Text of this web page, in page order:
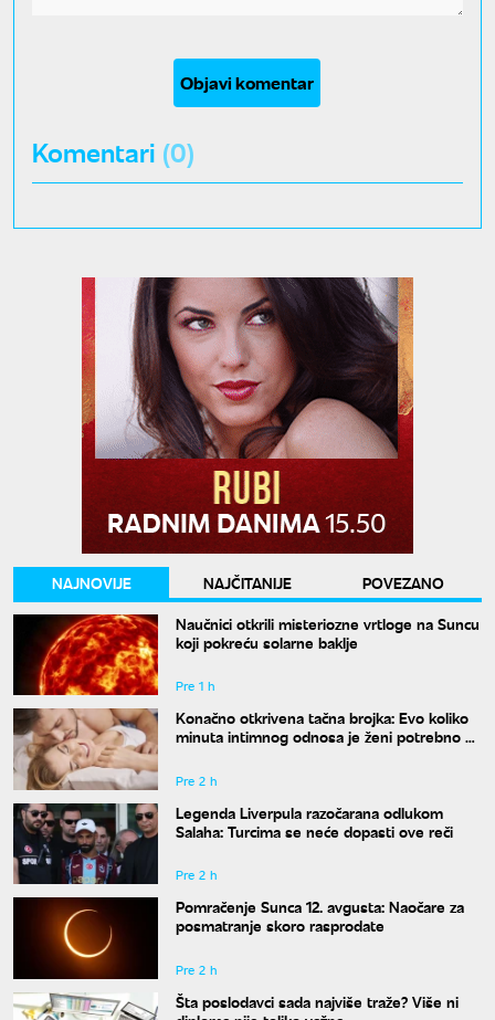
Objavi komentar
Komentari (0)
NAJNOVIJE NAJČITANIJE
POVEZANO
Naučnici otkrili misteriozne vrtloge na Suncu
koji pokreću solarne baklje
Pre 1 h
Konačno otkrivena tačna brojka: Evo koliko
minuta intimnog odnosa je ženi potrebno da
Pre 2 h
Legenda Liverpula razočarana odlukom
Salaha: Turcima se neće dopasti ove reči
Pre 2 h
Pomračenje Sunca 12. avgusta: Naočare za
posmatranje skoro rasprodate
Pre 2 h
Šta poslodavci sada najviše traže? Više ni